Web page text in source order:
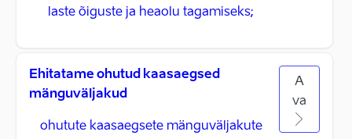
laste õiguste ja heaolu tagamiseks;
Ehitatame ohutud kaasaegsed
mänguväljakud
ohutute kaasaegsete mänguväljakute
A
va